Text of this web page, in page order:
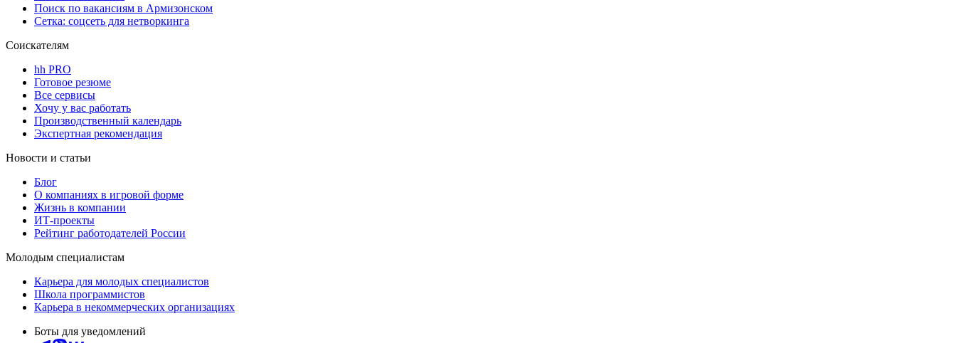
Поиск по вакансиям в Армизонском
Сетка: соцсеть для нетворкинга
Соискателям
hh PRO
Готовое резюме
Все сервисы
Хочу у вас работать
Производственный календарь
Экспертная рекомендация
Новости и статьи
Блог
О компаниях в игровой форме
Жизнь в компании
ИТ-проекты
Рейтинг работодателей России
Молодым специалистам
Карьера для молодых специалистов
Школа программистов
Карьера в некоммерческих организациях
Боты для уведомлений